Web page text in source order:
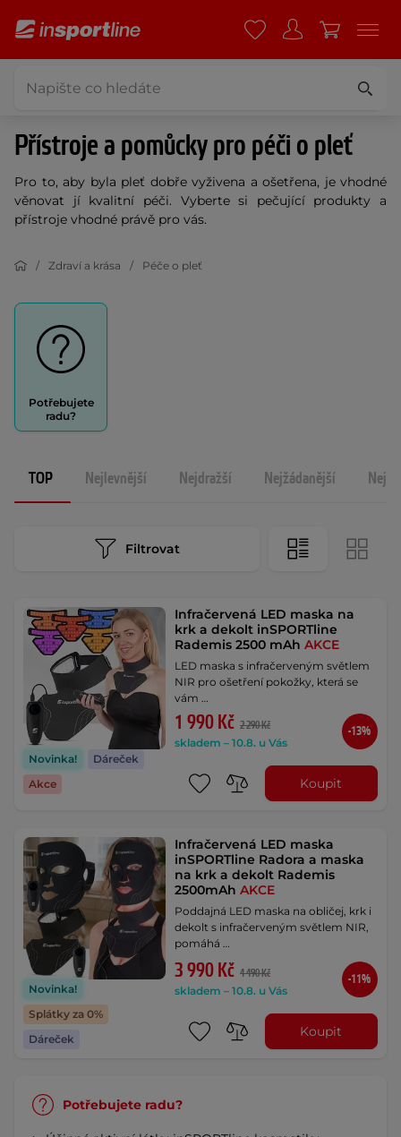
Přístroje a pomůcky pro péči o pleť
Pro to, aby byla pleť dobře vyživena a ošetřena, je vhodné
věnovat jí kvalitní péči. Vyberte si pečující produkty a
přístroje vhodné právě pro vás.
Zdraví a krása Péče o pleť
Potřebujete
radu?
TOP Nejlevnější Nejdražší Nejžádanější
Filtrovat
Novinka!
Dáreček
Akce
Infračervená LED maska na
krk a dekolt inSPORTline
Rademis 2500 mAhAKCE
LED maska s infračerveným světlem
NIR pro ošetření pokožky, která se
vám …
1 990 Kč 2 290 Kč
skladem – 10.8. u Vás
-13%
Koupit
Novinka!
Splátky za 0%
Dáreček
Infračervená LED maska
inSPORTline Radora a maska
na krk a dekolt Rademis
2500mAhAKCE
Poddajná LED maska na obličej, krk i
dekolt s infračerveným světlem NIR,
pomáhá …
3 990 Kč 4 490 Kč
skladem – 10.8. u Vás
-11%
Koupit
Potřebujete radu?